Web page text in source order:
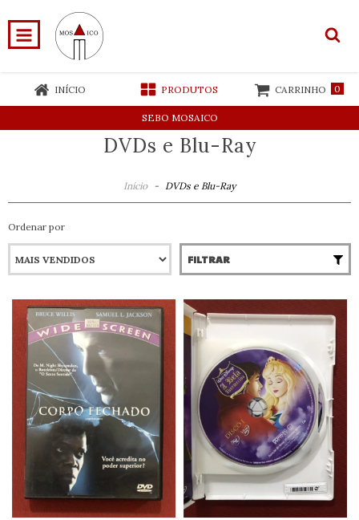
INÍCIO PRODUTOS CARRINHO 0
SEBO MOSAICO
DVDs e Blu-Ray
Início - DVDs e Blu-Ray
Ordenar por
FILTRAR